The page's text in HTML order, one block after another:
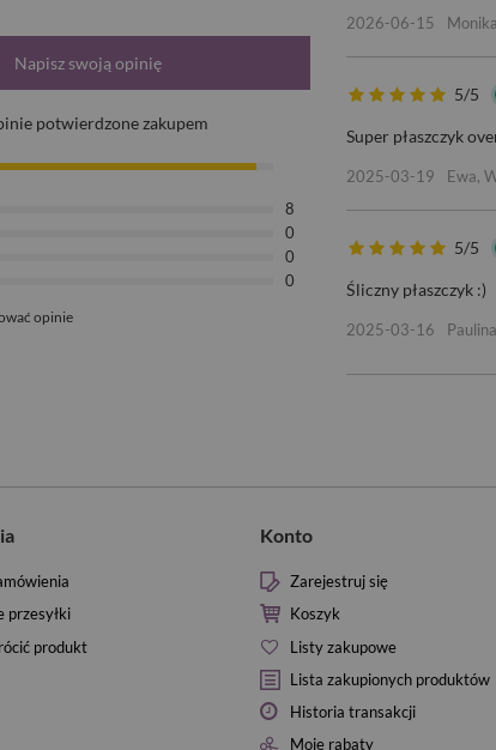
Napisz swoją opinię
potwierdzone zakupem
8
0
0
0
opinie
2026-06-15
5/5
Super płaszczyk
2025-03-19 Ewa,
5/5
Śliczny płaszczyk :)
2025-03-16
przesyłki
produkt
Konto
Zarejestruj się
Koszyk
Listy zakupowe
Lista zakupionych produktów
Historia transakcji
Moje rabaty